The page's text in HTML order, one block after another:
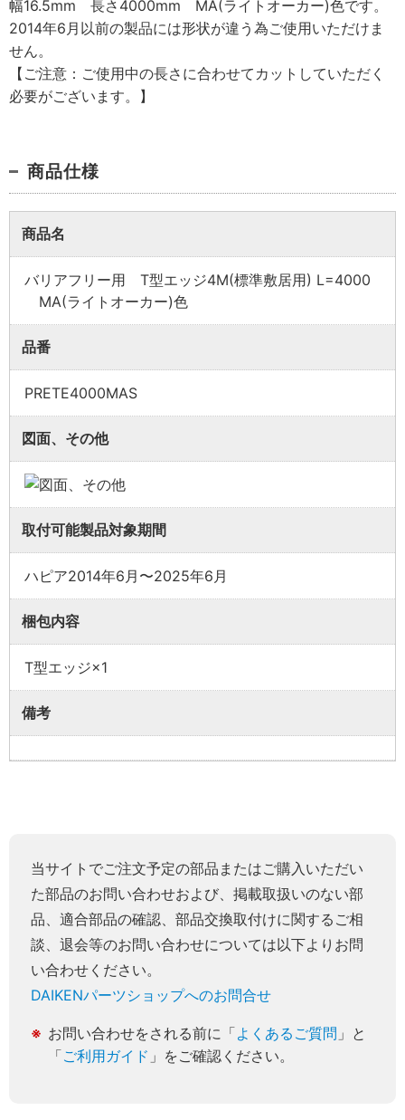
幅16.5mm 長さ4000mm MA(ライトオーカー)色です。
2014年6月以前の製品には形状が違う為ご使用いただけま
せん。
【ご注意：ご使用中の長さに合わせてカットしていただく
必要がございます。】
商品仕様
商品名
バリアフリー用 T型エッジ4M(標準敷居用) L=4000
MA(ライトオーカー)色
品番
PRETE4000MAS
図面、その他
取付可能製品対象期間
ハピア2014年6月〜2025年6月
梱包内容
T型エッジ×1
備考
当サイトでご注文予定の部品またはご購入いただい
た部品のお問い合わせおよび、掲載取扱いのない部
品、適合部品の確認、部品交換取付けに関するご相
談、退会等のお問い合わせについては以下よりお問
い合わせください。
DAIKENパーツショップへのお問合せ
お問い合わせをされる前に「よくあるご質問 」と
「ご利用ガイド 」をご確認ください。
業者様向け商品とは
取付方法説明書や埋木などの同梱品が付属してい
ない商品です。
同梱品が必要な場合は、「※業者様向け」と記載の
ない商品をご購入ください。